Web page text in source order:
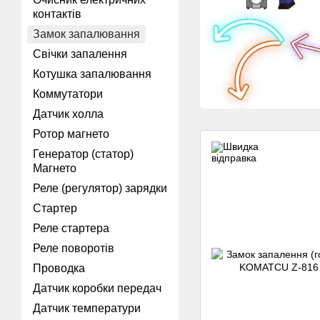
контактів
Замок запалювання
Свічки запалення
Котушка запалювання
Коммутатори
Датчик холла
Ротор магнето
Генератор (статор)
Магнето
Реле (регулятор) зарядки
Стартер
Реле стартера
Реле поворотів
Проводка
Датчик коробки передач
Датчик температури